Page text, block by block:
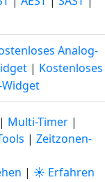
Analog-
| Kostenloses
| Multi-Timer |
| Zeitzonen-
| ☀️ Erfahren